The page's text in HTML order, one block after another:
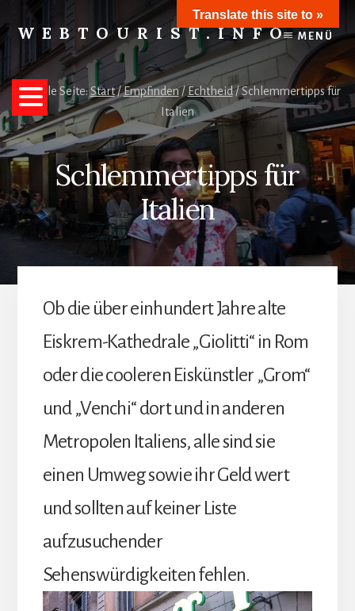
to
content
WEBTOURIST.INFO
Inspirationen
zum
Reisen
MENÜ
Aktuelle Seite:Start/Empfinden/ Echtheid/Schlemmertipps für
Italien
Schlemmertipps für
Italien
Ob die über einhundert Jahre alte
Eiskrem-Kathedrale „Giolitti“ in Rom
oder die cooleren Eiskünstler „Grom“
und „Venchi“ dort und in anderen
Metropolen Italiens, alle sind sie
einen Umweg sowie ihr Geld wert
und sollten auf keiner Liste
aufzusuchender
Sehenswürdigkeiten fehlen.
Translate this site to »